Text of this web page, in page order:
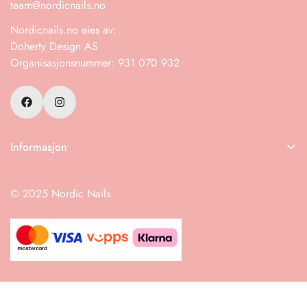
Informasjon
Retur
Salgsbetingelser
Instruksjoner
Datablad
team@nordicnails.no
Nordicnails.no eies av:
Doherty Design AS
Organisasjonsnummer: 931 070 932
© 2025 Nordic Nails